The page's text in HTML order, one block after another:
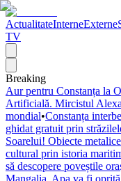
ActualitateInterneExterne
TV
Breaking
Aur pentru Constanța la
Artificială. Mircistul
mondial•Constanța
ghidat gratuit prin
Soarelui! Obiecte
cultural prin istoria
să descopere poveștile
Mangalia. Apa va fi